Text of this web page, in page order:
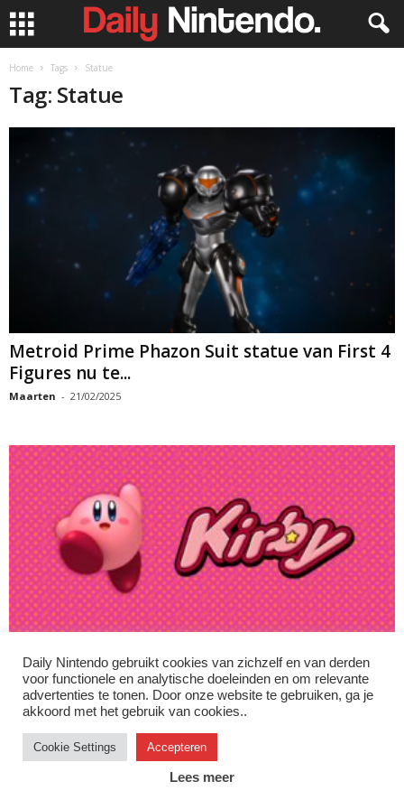
Home Tags Statue
Tag: Statue
Metroid Prime Phazon Suit statue van First 4
Figures nu te...
Maarten - 21/02/2025
First 4 Figures onthult nieuw Kirby beeldje
Jorden - 27/04/2020
Instagram Facebook X/Twitter
© 2007–2026 Daily Nintendo
Daily Nintendo gebruikt cookies van zichzelf en van derden
voor functionele en analytische doeleinden en om relevante
advertenties te tonen. Door onze website te gebruiken, ga je
akkoord met het gebruik van cookies..
Cookie Settings Accepteren
Lees meer